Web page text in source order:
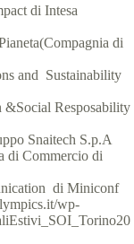
di Intesa
di
and Sustainability
&Social Resposability
Snaitech S.p.A
di Commercio di
di Miniconf
wp-